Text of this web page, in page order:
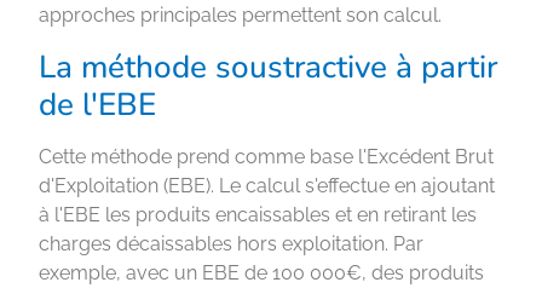
approches principales permettent son calcul.
La méthode soustractive à partir
de l'EBE
Cette méthode prend comme base l'Excédent Brut
d'Exploitation (EBE). Le calcul s'effectue en ajoutant
à l'EBE les produits encaissables et en retirant les
charges décaissables hors exploitation. Par
exemple, avec un EBE de 100 000€, des produits